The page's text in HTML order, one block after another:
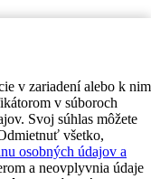
v zariadení alebo k nim
v súboroch
Svoj súhlas môžete
všetko,
osobných údajov a
a neovplyvnia údaje